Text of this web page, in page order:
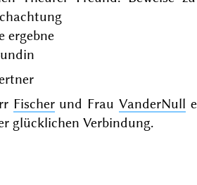
ergebne
Fischerund Frau VanderNull
glücklichen Verbindung.